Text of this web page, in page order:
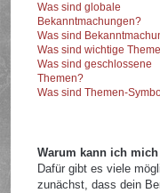
Was sind globale
Bekanntmachungen?
Was sind
Was sind wichtige
Was sind geschlossene
Themen?
Was sind Themen-
Warum kann ich
Dafür gibt es viele
zunächst, dass dein